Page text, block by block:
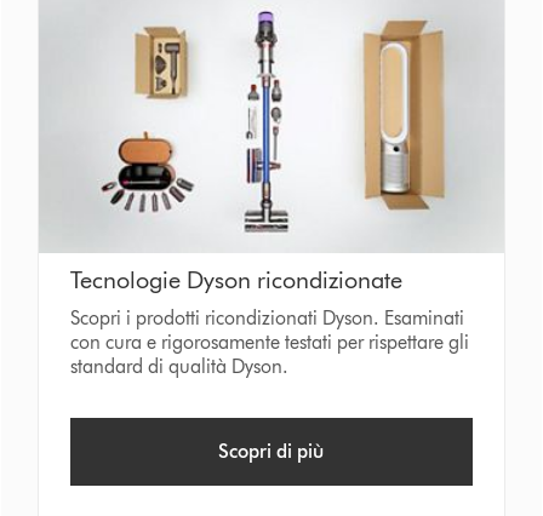
Tecnologie Dyson ricondizionate
Scopri i prodotti ricondizionati Dyson. Esaminati
con cura e rigorosamente testati per rispettare gli
standard di qualità Dyson.
Scopri di più